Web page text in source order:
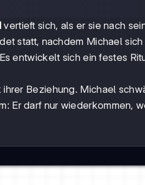
vertieft sich, als er sie nach
statt, nachdem Michael
entwickelt sich ein festes
Beziehung. Michael
Er darf nur wiederkommen,